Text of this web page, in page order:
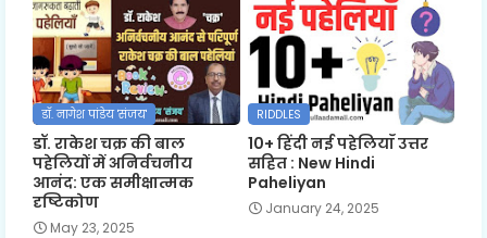
डॉ. नागेश पांडेय 'संजय'
डॉ. राकेश चक्र की बाल
पहेलियों में अनिर्वचनीय
आनंद: एक समीक्षात्मक
दृष्टिकोण
May 23, 2025
RIDDLES
10+ हिंदी नई पहेलियाँ उत्तर
सहित : New Hindi
Paheliyan
January 24, 2025